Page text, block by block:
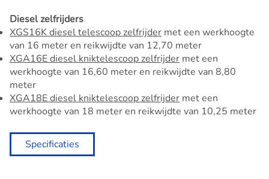
Diesel zelfrijders
XGS16K diesel telescoop zelfrijder met een werkhoogte
van 16 meter en reikwijdte van 12,70 meter
XGA16E diesel kniktelescoop zelfrijder met een
werkhoogte van 16,60 meter en reikwijdte van 8,80
meter
XGA18E diesel kniktelescoop zelfrijder met een
werkhoogte van 18 meter en reikwijdte van 10,25 meter
Specificaties